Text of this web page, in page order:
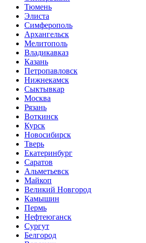
Тюмень
Элиста
Симферополь
Архангельск
Мелитополь
Владикавказ
Казань
Петропавловск
Нижнекамск
Сыктывкар
Москва
Рязань
Воткинск
Курск
Новосибирск
Тверь
Екатеринбург
Саратов
Альметьевск
Майкоп
Великий Новгород
Камышин
Пермь
Нефтеюганск
Сургут
Белгород